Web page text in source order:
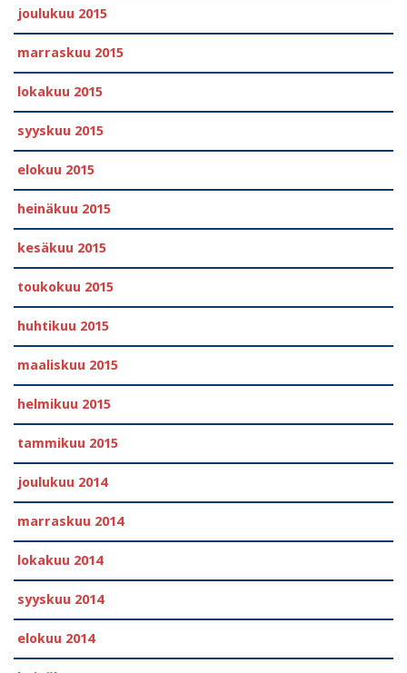
joulukuu 2015
marraskuu 2015
lokakuu 2015
syyskuu 2015
elokuu 2015
heinäkuu 2015
kesäkuu 2015
toukokuu 2015
huhtikuu 2015
maaliskuu 2015
helmikuu 2015
tammikuu 2015
joulukuu 2014
marraskuu 2014
lokakuu 2014
syyskuu 2014
elokuu 2014